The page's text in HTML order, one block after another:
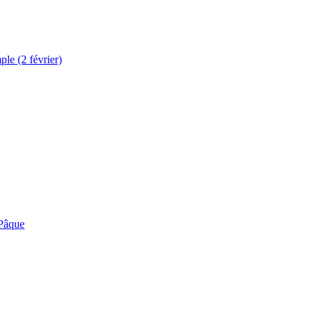
(2 février)